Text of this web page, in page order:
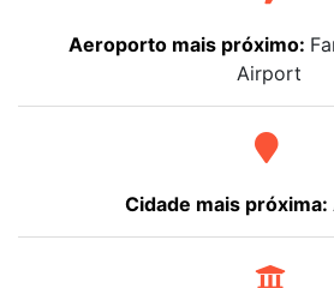
Aeroporto mais próximo:
Airport
Cidade mais próxima: